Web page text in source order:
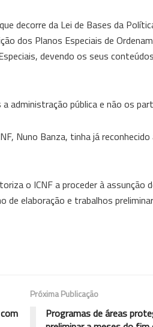
decorre da Lei de Bases da
dos Planos Especiais de
devendo os seus
administração pública e não os
Nuno Banza, tinha já
o ICNF a proceder à assunção
elaboração e trabalhos
Próxima Publicação
Programas de áreas